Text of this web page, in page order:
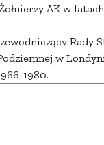
AK w
Rady
w
1980.